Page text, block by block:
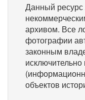
Данный
архивом. Все
фотографии
законным
объектов